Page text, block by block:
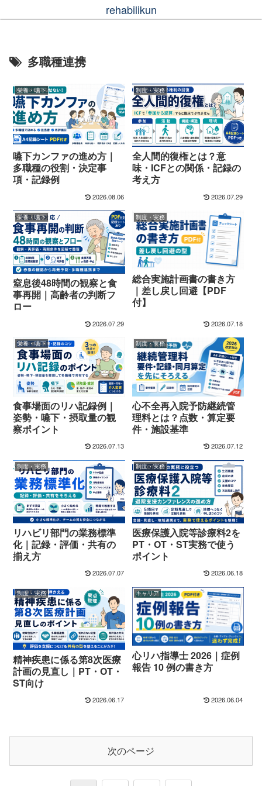
rehabilikun
多職種連携
栄養・嚥下
嚥下カンファの進め方｜
多職種の役割・決定事
項・記録例
2026.08.06
制度・実務
全人間的復権とは？意
味・ICFとの関係・記録の
考え方
2026.07.29
栄養・嚥下
窒息後48時間の観察と食
事再開｜高齢者の判断フ
ロー
2026.07.29
制度・実務
総合実施計画書の書き方
｜差し戻し回避【PDF
付】
2026.07.18
栄養・嚥下
食事場面のリハ記録例｜
姿勢・嚥下・摂取量の観
察ポイント
2026.07.13
制度・実務
心不全再入院予防継続管
理料とは？点数・算定要
件・施設基準
2026.07.12
制度・実務
リハビリ部門の業務標準
化｜記録・評価・共有の
揃え方
2026.07.07
制度・実務
医療保護入院等診療料2を
PT・OT・ST実務で使う
ポイント
2026.06.18
制度・実務
精神疾患に係る第8次医療
計画の見直し｜PT・OT・
ST向け
2026.06.17
キャリア
心リハ指導士 2026｜症例
報告 10 例の書き方
2026.06.04
次のページ